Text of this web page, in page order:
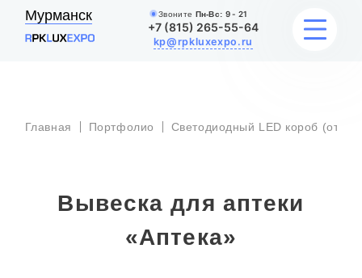
Мурманск Звоните Пн-Вс: 9 - 21
+7 (815) 265-55-64
kp@rpkluxexpo.ru
УСЛУГИ
АКЦИИ
Главная Портфолио Светодиодный LED короб
Вывеска для аптеки
«Аптека»